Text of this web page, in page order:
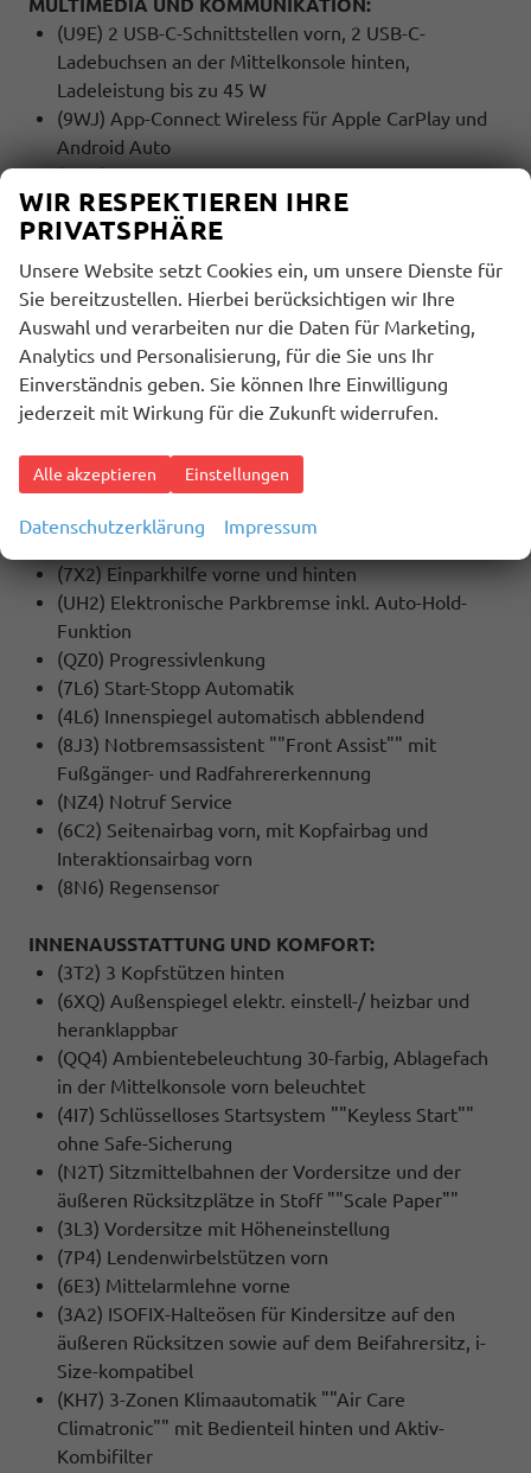
MULTIMEDIA UND KOMMUNIKATION:
(U9E) 2 USB-C-Schnittstellen vorn, 2 USB-C-
Ladebuchsen an der Mittelkonsole hinten,
Ladeleistung bis zu 45 W
(9WJ) App-Connect Wireless für Apple CarPlay und
Android Auto
(QV3) DAB+ Digitaler Radioempfang
(9ZV) Telefonschnittstelle mit induktiver
Ladefunktion
SICHERHEIT:
(UG1) Berganfahrassistent
(EM2) Ablenkungs- und Müdigkeitserkennung
(4UF) Airbag für Fahrer und Beifahrer, mit
Beifahrerairbag-Deaktivierung
Light Assist""
(LT2) Geschwindigkeitsbegrenzer mit
vorausschauender Regelung
(7X2) Einparkhilfe vorne und hinten
(UH2) Elektronische Parkbremse inkl. Auto-Hold-
Funktion
(QZ0) Progressivlenkung
(7L6) Start-Stopp Automatik
(4L6) Innenspiegel automatisch abblendend
(8J3) Notbremsassistent ""Front Assist"" mit
Fußgänger- und Radfahrererkennung
(NZ4) Notruf Service
(6C2) Seitenairbag vorn, mit Kopfairbag und
Interaktionsairbag vorn
(8N6) Regensensor
INNENAUSSTATTUNG UND KOMFORT:
(3T2) 3 Kopfstützen hinten
(6XQ) Außenspiegel elektr. einstell-/ heizbar und
heranklappbar
(QQ4) Ambientebeleuchtung 30-farbig, Ablagefach
in der Mittelkonsole vorn beleuchtet
(4I7) Schlüsselloses Startsystem ""Keyless Start""
ohne Safe-Sicherung
(N2T) Sitzmittelbahnen der Vordersitze und der
äußeren Rücksitzplätze in Stoff ""Scale Paper""
(3L3) Vordersitze mit Höheneinstellung
(7P4) Lendenwirbelstützen vorn
(6E3) Mittelarmlehne vorne
(3A2) ISOFIX-Halteösen für Kindersitze auf den
äußeren Rücksitzen sowie auf dem Beifahrersitz, i-
Size-kompatibel
(KH7) 3-Zonen Klimaautomatik ""Air Care
Climatronic"" mit Bedienteil hinten und Aktiv-
Kombifilter
WIR RESPEKTIEREN IHRE
PRIVATSPHÄRE
Unsere Website setzt Cookies ein, um unsere Dienste für
Sie bereitzustellen. Hierbei berücksichtigen wir Ihre
Auswahl und verarbeiten nur die Daten für Marketing,
Analytics und Personalisierung, für die Sie uns Ihr
Einverständnis geben. Sie können Ihre Einwilligung
jederzeit mit Wirkung für die Zukunft widerrufen.
Alle akzeptieren Einstellungen
Datenschutzerklärung Impressum